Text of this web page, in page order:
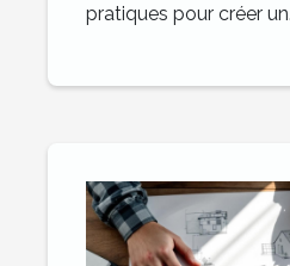
pratiques pour créer